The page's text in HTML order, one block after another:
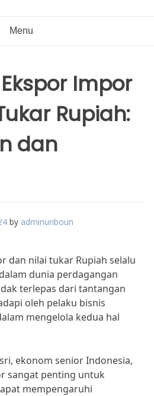
Menu
Impor
Rupiah:
dan
by adminunboun
dan nilai tukar Rupiah selalu
dunia perdagangan
terlepas dari tantangan
oleh pelaku bisnis
mengelola kedua hal
ekonom senior Indonesia,
sangat penting untuk
mempengaruhi